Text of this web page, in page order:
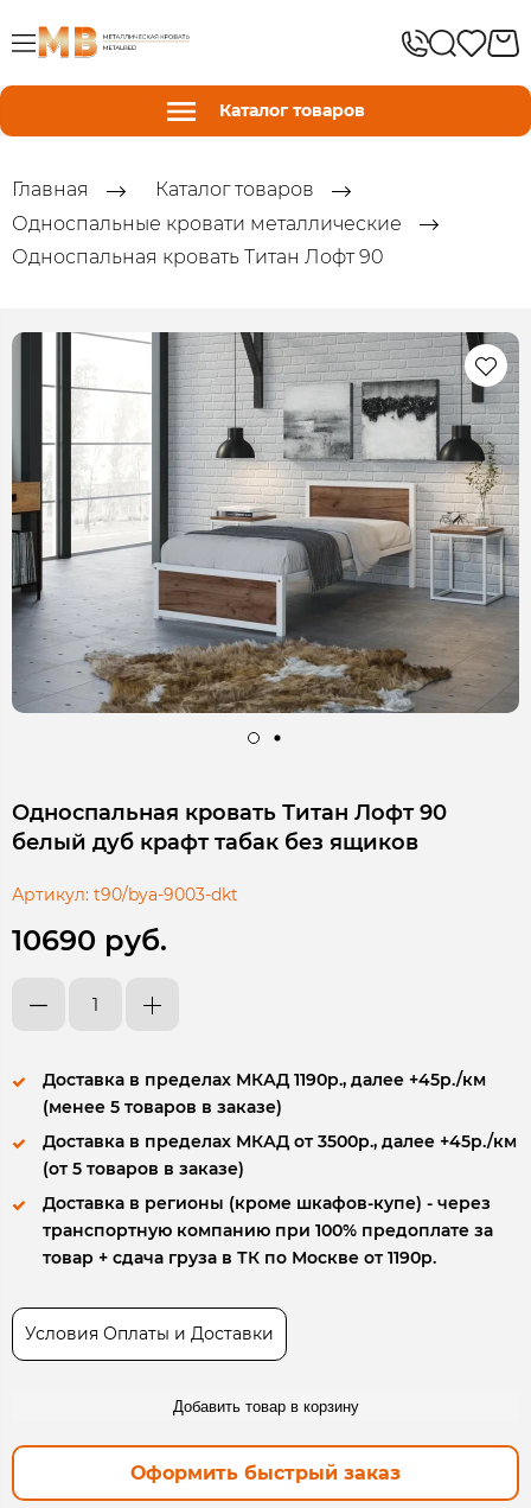
Каталог товаров
Главная
Каталог товаров
Односпальные кровати металлические
Односпальная кровать Титан Лофт 90
Односпальная кровать Титан Лофт 90
белый дуб крафт табак без ящиков
Артикул: t90/bya-9003-dkt
10690 руб.
Доставка в пределах МКАД 1190р., далее +45р./км
(менее 5 товаров в заказе)
Доставка в пределах МКАД от 3500р., далее +45р./км
(от 5 товаров в заказе)
Доставка в регионы (кроме шкафов-купе) - через
транспортную компанию при 100% предоплате за
товар + сдача груза в ТК по Москве от 1190р.
Условия Оплаты и Доставки
Добавить товар в корзину
Оформить быстрый заказ